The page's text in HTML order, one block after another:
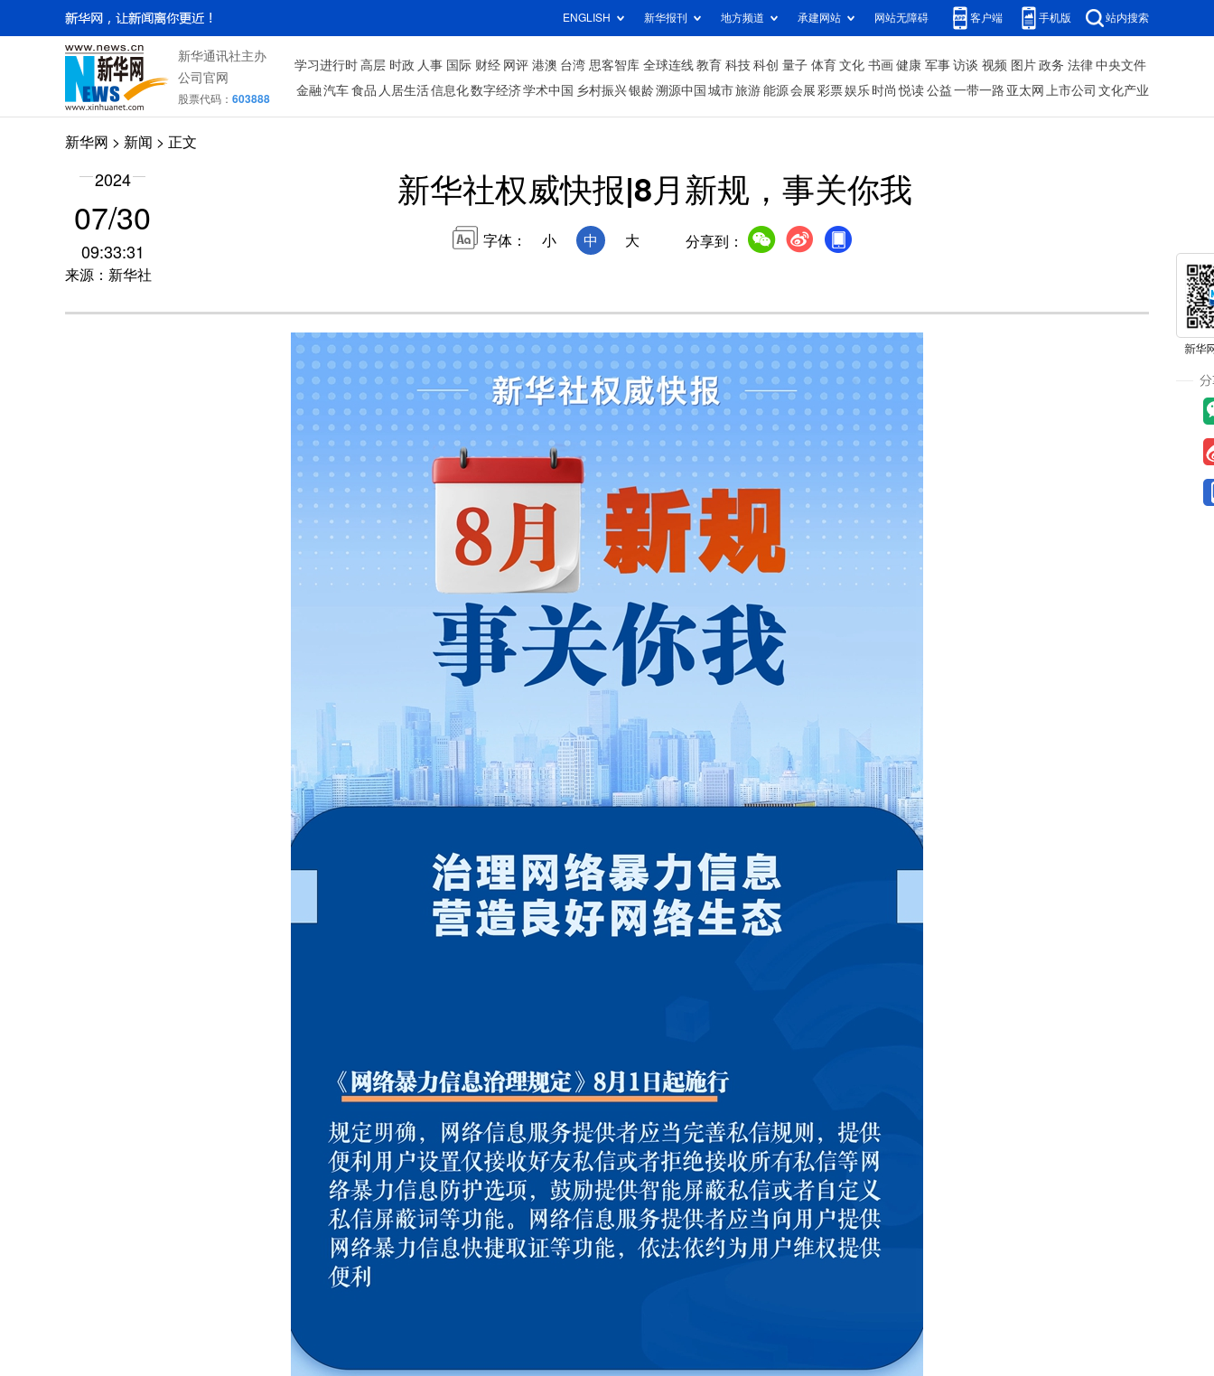
ENGLISH 新华报刊 地方频道 承建网站 网站无障碍 客户端 手机版 站内搜索
新华通讯社主办
公司官网
股票代码： 603888
学习进行时 高层 时政 人事 国际 财经 网评 港澳 台湾 思客智库 全球连线 教育 科技 科创 量子 体育 文化 书画 健康 军事 访谈 视频 图片 政务 法律 中央文件
金融 汽车 食品 人居生活信息化数字经济学术中国 乡村振兴银龄溯源中国 城市旅游 能源 会展 彩票娱乐 时尚 悦读 公益 一带一路 亚太网 上市公司 文化产业
新华网 > 新闻 > 正文
2024
07/30
09:33:31
来源：新华社
新华社权威快报|8月新规，事关你我
字体： 小 中 大 分享到：